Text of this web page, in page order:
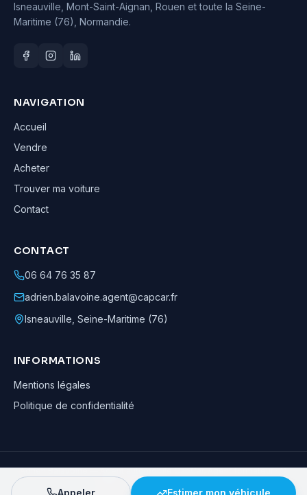
Isneauville, Mont-Saint-Aignan, Rouen et toute la Seine-
Maritime (76), Normandie.
NAVIGATION
Accueil
Vendre
Acheter
Trouver ma voiture
Contact
CONTACT
06 64 76 35 87
adrien.balavoine.agent@capcar.fr
Isneauville Seine-Maritime (76)
INFORMATIONS
Mentions légales
Politique de confidentialité
Adrien Balavoine—Agent automobile CapCar, Agent formateur· ©
· Tous droits réservés
Appeler Estimer mon véhicule